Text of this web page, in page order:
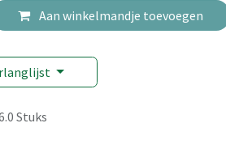
Aan winkelmandje toevoegen
Stuks